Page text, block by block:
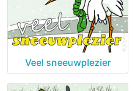
Veel sneeuwplezier